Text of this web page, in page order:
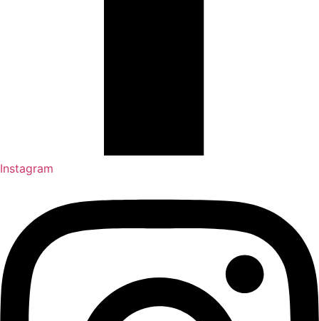
Instagram